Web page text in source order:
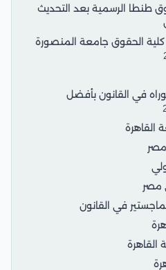
طنطا الرسمية بعد التحديث
الحقوق جامعة المنصورة
في القانون بأفضل
القاهرة
مصر
مصر
في القانون
القاهرة